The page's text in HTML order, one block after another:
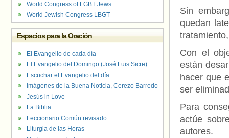
Sin
quedan
Con el
están
hacer que
ser
Para
actúe
autores.
World Congress of LGBT Jews
World Jewish Congress LBGT
Espacios para la Oración
El Evangelio de cada día
El Evangelio del Domingo (José Luis Sicre)
Escuchar el Evangelio del día
Imágenes de la Buena Noticia, Cerezo Barredo
Jesús in Love
La Biblia
Leccionario Común revisado
Liturgia de las Horas